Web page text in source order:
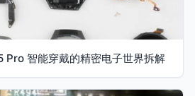
Pro 智能穿戴的精密电子世界拆解